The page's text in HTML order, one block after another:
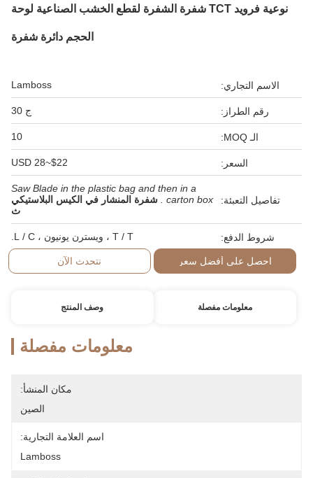
نوعية فرويد TCT شفرة الشفرة لقطع الخشب الصناعية لوحة
الحجم دائرة شفرة
الاسم التجاري: Lamboss
رقم الطراز: ج 30
الـ MOQ: 10
السعر: $22~28 USD
تفاصيل التعبئة:
Saw Blade in the plastic bag and then in a
carton box .
شفرة المنشار في الكيس البلاستيكي
ث
شروط الدفع: T / T ، ويسترن يونيون ، L / C.
احصل على أفضل سعر نتحدث الآن
معلومات مفصلة وصف المنتج
معلومات مفصلة
مكان المنشأ:
الصين
اسم العلامة التجارية:
Lamboss